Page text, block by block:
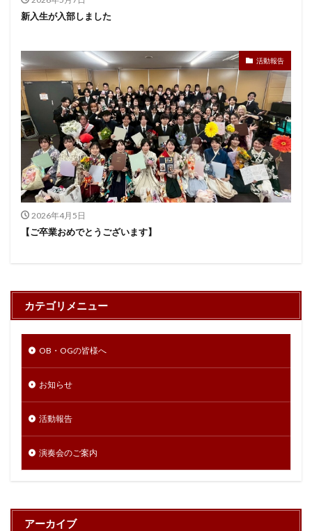
新入生が入部しました
活動報告
2026年4月5日
【ご卒業おめでとうございます】
カテゴリメニュー
OB・OGの皆様へ
お知らせ
活動報告
演奏会のご案内
アーカイブ